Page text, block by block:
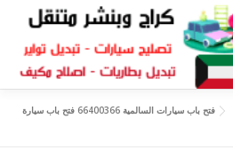
فتح باب سيارات السالمية 66400366 فتح باب سيارة